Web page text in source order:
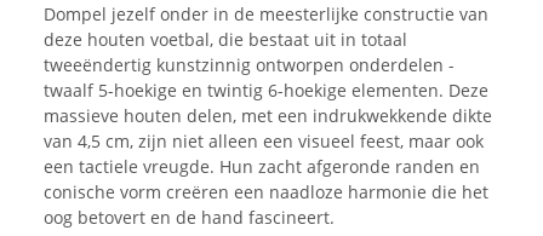
Dompel jezelf onder in de meesterlijke constructie van
deze houten voetbal, die bestaat uit in totaal
tweeëndertig kunstzinnig ontworpen onderdelen -
twaalf 5-hoekige en twintig 6-hoekige elementen. Deze
massieve houten delen, met een indrukwekkende dikte
van 4,5 cm, zijn niet alleen een visueel feest, maar ook
een tactiele vreugde. Hun zacht afgeronde randen en
conische vorm creëren een naadloze harmonie die het
oog betovert en de hand fascineert.